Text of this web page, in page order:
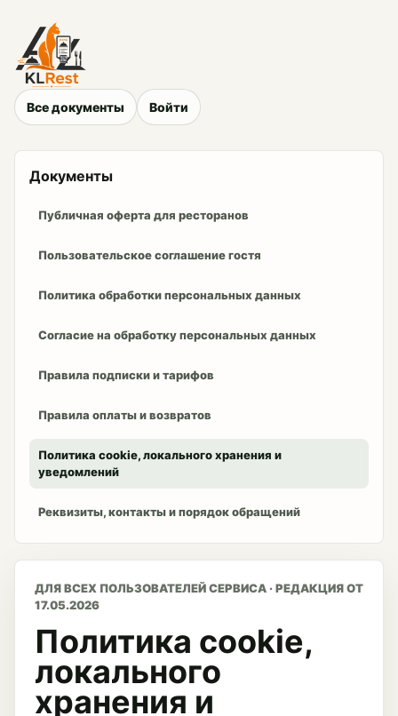
Все документы Войти
Документы
Публичная оферта для ресторанов
Пользовательское соглашение гостя
Политика обработки персональных данных
Согласие на обработку персональных данных
Правила подписки и тарифов
Правила оплаты и возвратов
Политика cookie, локального хранения и
уведомлений
Реквизиты, контакты и порядок обращений
ДЛЯ ВСЕХ ПОЛЬЗОВАТЕЛЕЙ СЕРВИСА · РЕДАКЦИЯ ОТ
17.05.2026
Политика cookie,
локального
хранения и